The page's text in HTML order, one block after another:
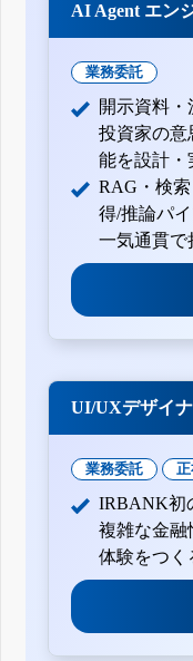
AI Agent エン
業務委託
開示資料・
投資家の意
能を設計・
RAG・検
得/推論パ
一気通貫で
UI/UXデザイ
業務委託
IRBANK初
複雑な金融
体験をつく